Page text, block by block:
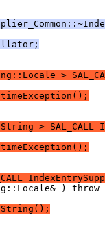
>
> SAL_CALL